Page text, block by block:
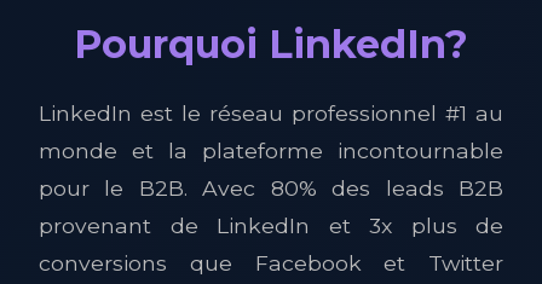
Pourquoi LinkedIn?
LinkedIn est le réseau professionnel #1 au
monde et la plateforme incontournable
pour le B2B. Avec 80% des leads B2B
provenant de LinkedIn et 3x plus de
conversions que Facebook et Twitter